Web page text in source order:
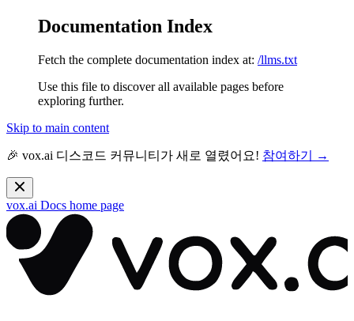
Documentation Index
Fetch the complete documentation index at: /llms.txt
Use this file to discover all available pages before
exploring further.
Skip to main content
🎉 vox.ai 디스코드 커뮤니티가 새로 열렸어요! 참여하기 →
vox.ai Docs home page